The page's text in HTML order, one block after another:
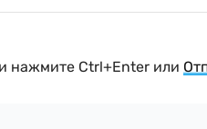
нажмите Ctrl+Enter или